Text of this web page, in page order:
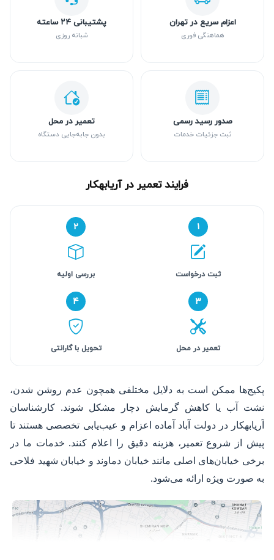
اعزام سریع در تهران
هماهنگی فوری
پشتیبانی ۲۴ ساعته
شبانه روزی
صدور رسید رسمی
ثبت جزئیات خدمات
تعمیر در محل
بدون جابه‌جایی دستگاه
فرایند تعمیر در آریابهکار
۱
ثبت درخواست
۲
بررسی اولیه
۳
تعمیر در محل
۴
تحویل با گارانتی
پکیج‌ها ممکن است به دلایل مختلفی همچون عدم روشن شدن،
نشت آب یا کاهش گرمایش دچار مشکل شوند. کارشناسان
آریابهکار در دولت آباد آماده اعزام و عیب‌یابی تخصصی هستند تا
پیش از شروع تعمیر، هزینه دقیق را اعلام کنند. خدمات ما در
برخی خیابان‌های اصلی مانند خیابان دماوند و خیابان شهید فلاحی
به صورت ویژه ارائه می‌شود.